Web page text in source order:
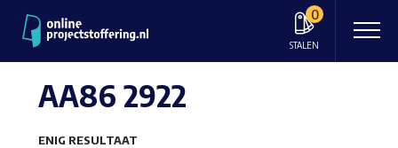
0
STALEN
AA86 2922
ENIG RESULTAAT